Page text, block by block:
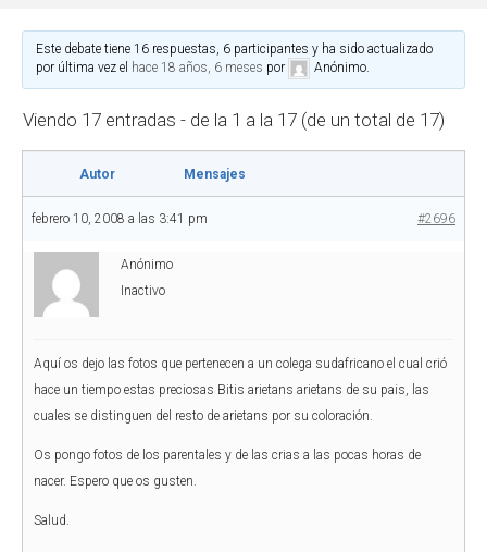
Este debate tiene 16 respuestas, 6 participantes y ha sido actualizado
por última vez el hace 18 años, 6 meses por Anónimo.
Viendo 17 entradas - de la 1 a la 17 (de un total de 17)
Autor Mensajes
febrero 10, 2008 a las 3:41 pm #2696
Anónimo
Inactivo
Aquí os dejo las fotos que pertenecen a un colega sudafricano el cual crió
hace un tiempo estas preciosas Bitis arietans arietans de su pais, las
cuales se distinguen del resto de arietans por su coloración.
Os pongo fotos de los parentales y de las crias a las pocas horas de
nacer. Espero que os gusten.
Salud.